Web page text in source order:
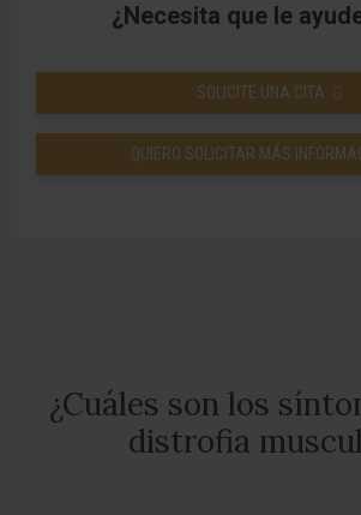
¿Necesita que le
SOLICITE UNA CITA
QUIERO SOLICITAR MÁS
¿Cuáles son los
distrofia